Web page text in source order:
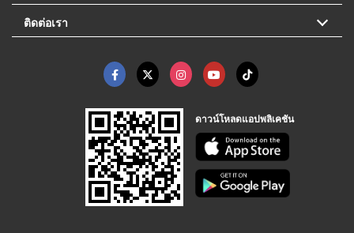
ติดต่อเรา
ดาวน์โหลดแอปพลิเคชัน